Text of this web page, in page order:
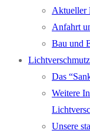
Aktueller
Anfahrt
Bau und
Das
Weitere
Unsere